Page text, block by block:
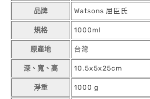
品牌 Watsons 屈臣氏
規格 1000ml
原產地 台灣
深、寬、高 10.5x5x25cm
淨重 1000 g